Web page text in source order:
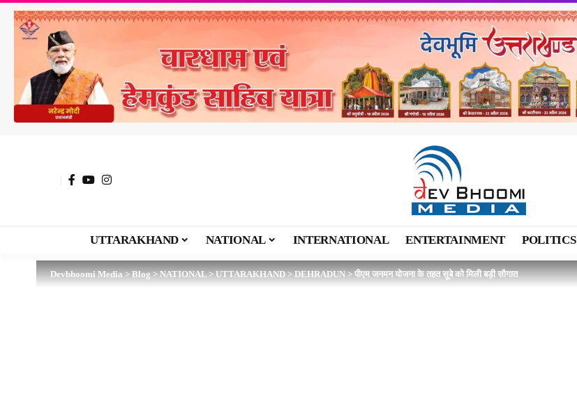
UTTARAKHAND NATIONAL INTERNATIONAL ENTERTAINMENT POLITICS
Devbhoomi Media>Blog>NATIONAL>UTTARAKHAND>DEHRADUN>पीएम जनमन योजना के तहत सूबे को मिली बड़ी सौगात